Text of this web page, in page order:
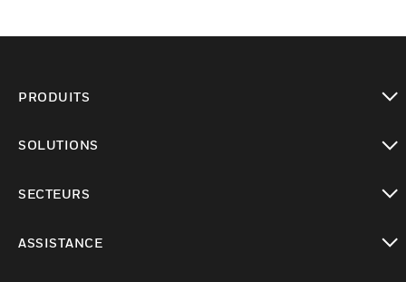
PRODUITS
SOLUTIONS
SECTEURS
ASSISTANCE